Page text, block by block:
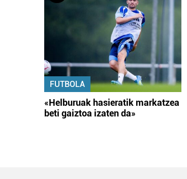
FUTBOLA
«Helburuak hasieratik markatzea
beti gaiztoa izaten da»